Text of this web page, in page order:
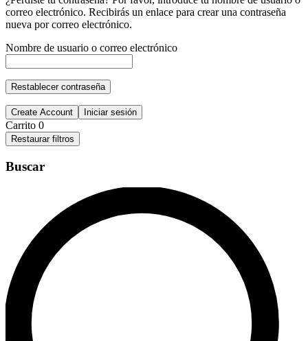
correo electrónico. Recibirás un enlace para crear una contraseña
nueva por correo electrónico.
Nombre de usuario o correo electrónico
Restablecer contraseña
Create Account Iniciar sesión
Carrito 0
Restaurar filtros
Buscar